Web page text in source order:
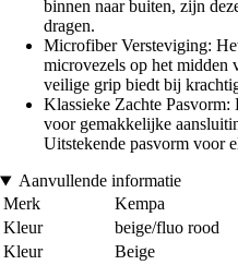
binnen naar buiten, zijn
dragen.
Microfiber Versteviging:
microvezels op het midden
veilige grip biedt bij
Klassieke Zachte
voor gemakkelijke
Uitstekende pasvorm voor
Aanvullende informatie
Merk
Kempa
Kleur
beige/fluo rood
Kleur
Beige